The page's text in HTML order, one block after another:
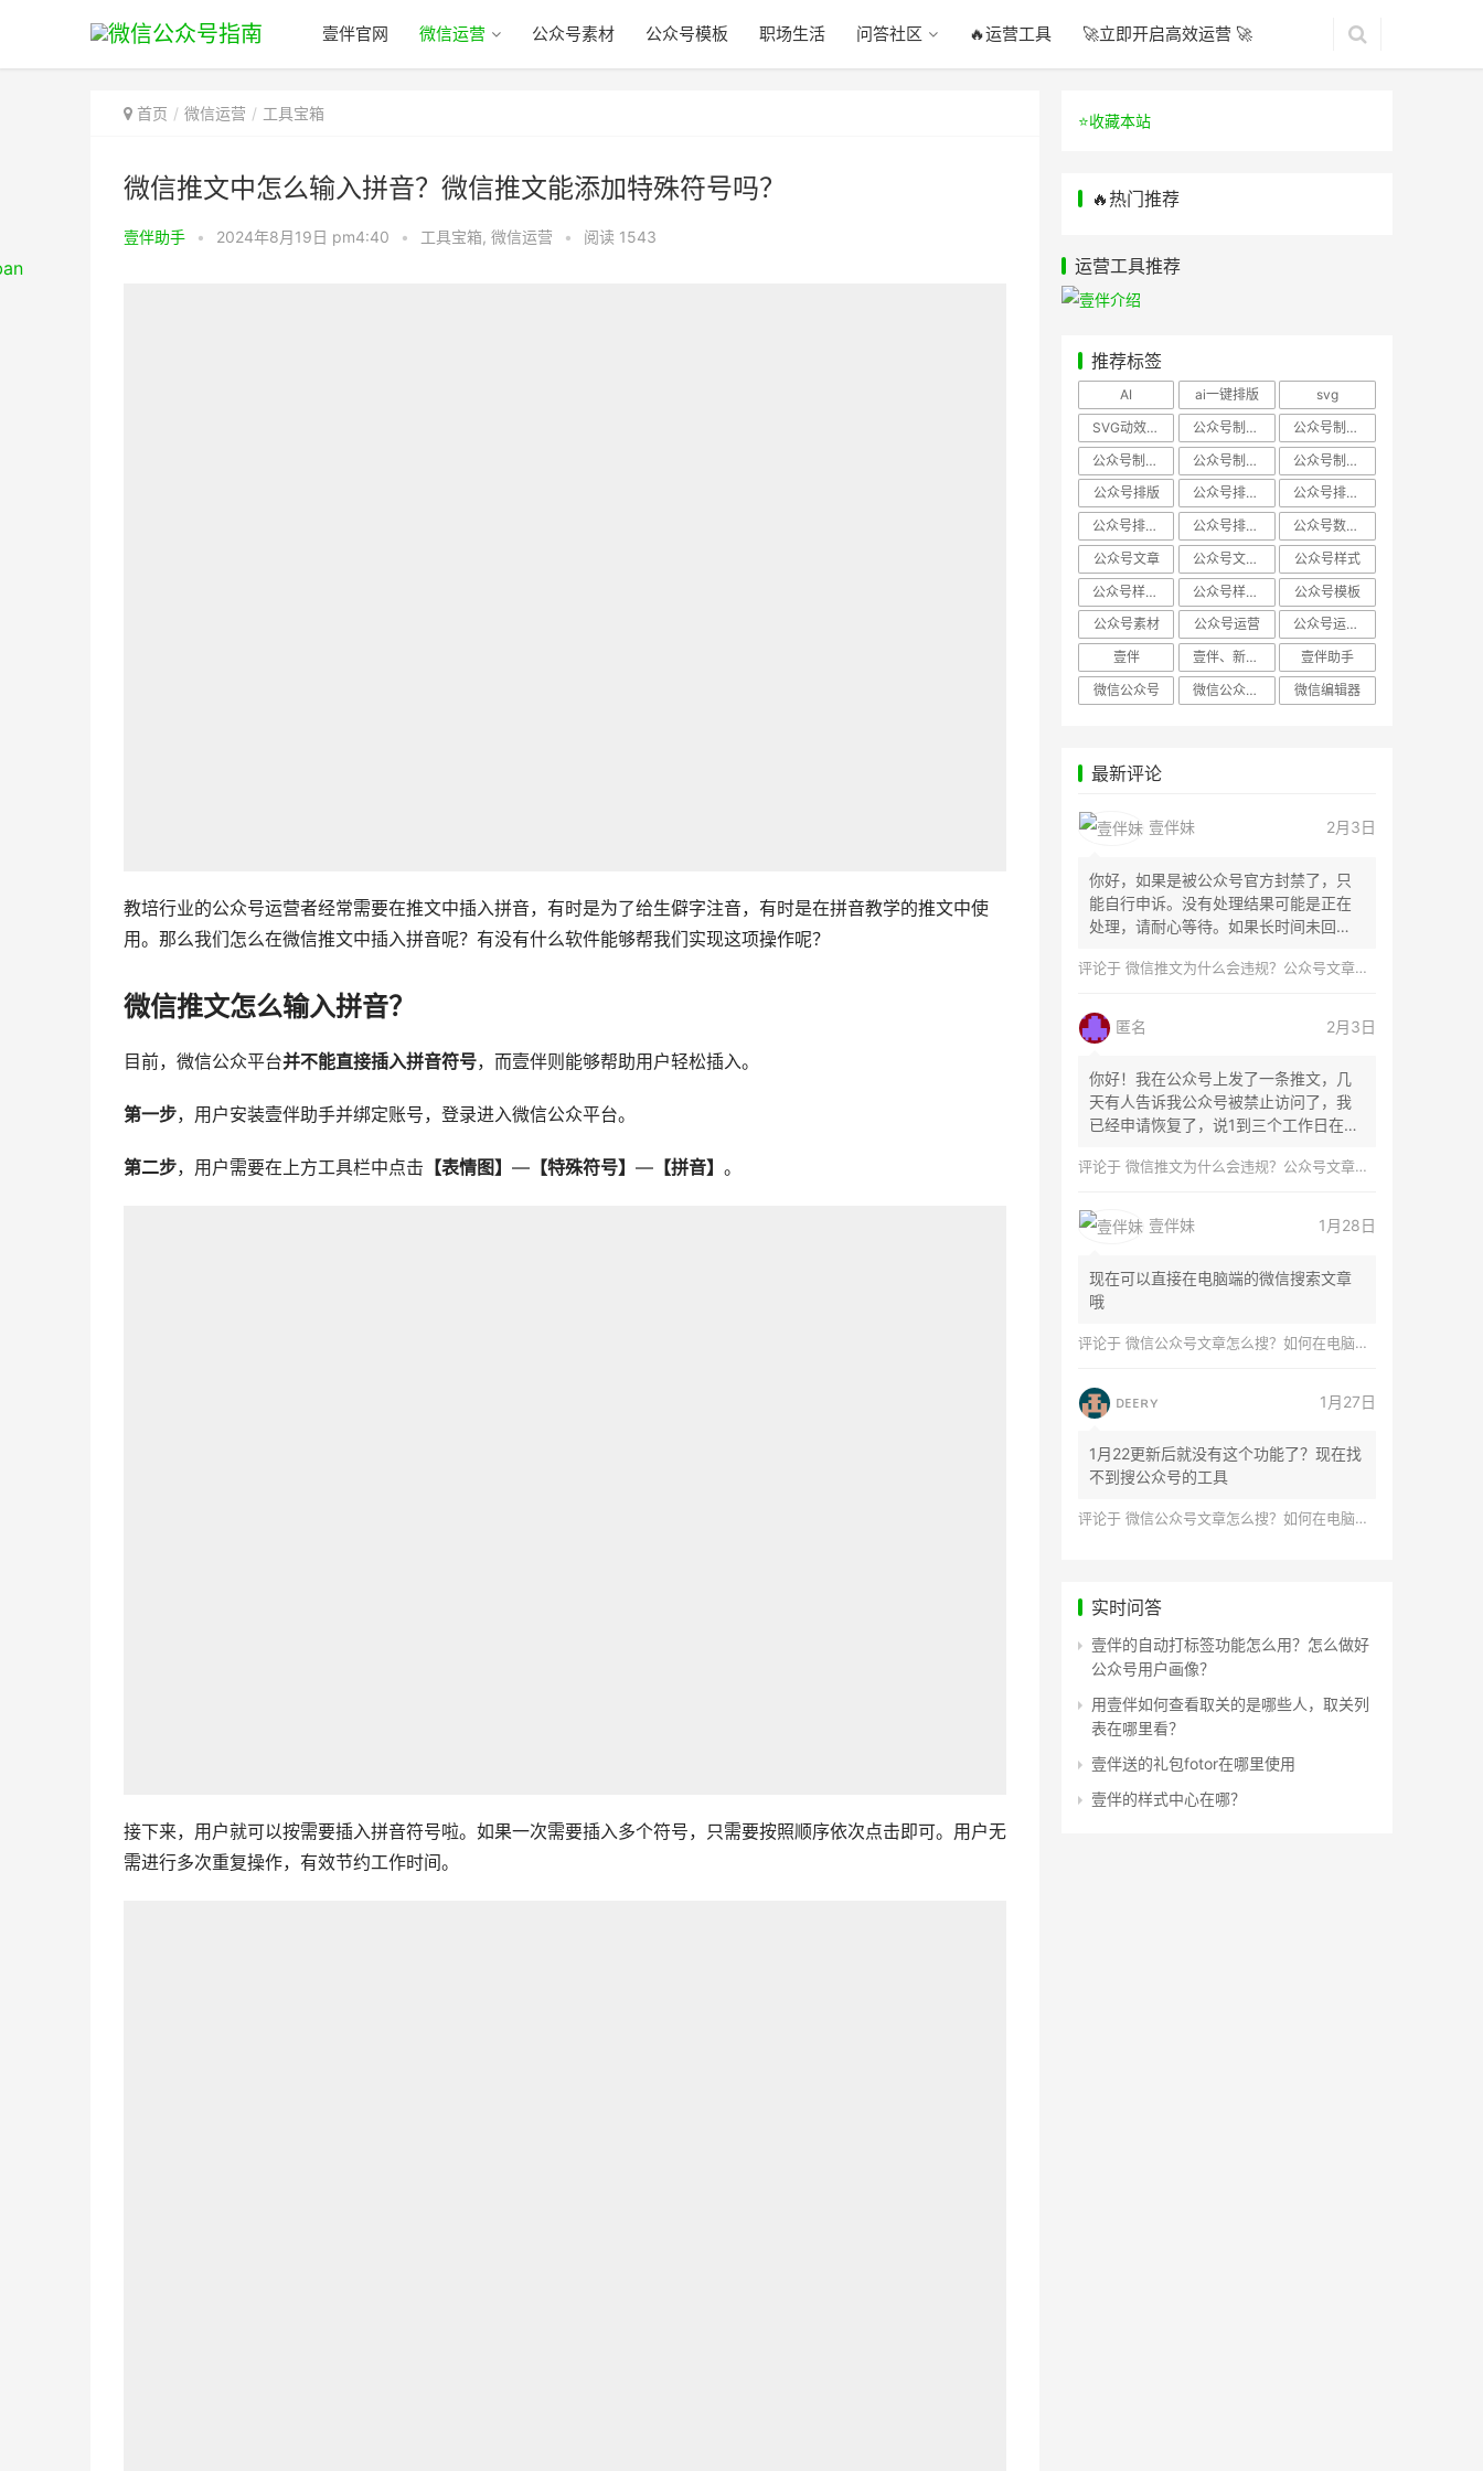
壹伴官网 微信运营 公众号素材 公众号模板 职场生活 问答社区 🔥运营工具 🚀立即开启高效运营 🚀
首页 微信运营 工具宝箱
微信推文中怎么输入拼音？微信推文能添加特殊符号吗？
壹伴助手 • 2024年8月19日 pm4:40 • 工具宝箱, 微信运营 • 阅读 1543
教培行业的公众号运营者经常需要在推文中插入拼音，有时是为了给生僻字注音，有时是在拼音教学的推文中使
用。那么我们怎么在微信推文中插入拼音呢？有没有什么软件能够帮我们实现这项操作呢？
微信推文怎么输入拼音？
目前，微信公众平台并不能直接插入拼音符号，而壹伴则能够帮助用户轻松插入。
第一步，用户安装壹伴助手并绑定账号，登录进入微信公众平台。
第二步，用户需要在上方工具栏中点击 【表情图】 — 【特殊符号】 — 【拼音】 。
接下来，用户就可以按需要插入拼音符号啦。如果一次需要插入多个符号，只需要按照顺序依次点击即可。用户无
需进行多次重复操作，有效节约工作时间。
⭐️收藏本站
🔥热门推荐
运营工具推荐
推荐标签
AI ai一键排版
svg
SVG动效样式
公众号制作、公众号排版
公众号制作、公众号模板
公众号制作、微信编辑器
公众号制作，公众号排版
公众号制作，公众号排版、微信编辑器
公众号排版
公众号排版，公众号模板
公众号排版，公众号素材
公众号排版，微信编辑器
公众号排版，排版样式
公众号数据分析
公众号文章
公众号文章、公众号运营
公众号样式
公众号样式，微信公众号排版
公众号样式，微信编辑器
公众号模板
公众号素材
公众号运营
公众号运营，公众号编辑器
壹伴
壹伴、新媒体运营
壹伴助手
微信公众号
微信公众号，样式模板、公众号样式 微信编辑器
最新评论
壹伴妹 2月3日
你好，如果是被公众号官方封禁了，只
能自行申诉。没有处理结果可能是正在
处理，请耐心等待。如果长时间未回
评论于 微信推文为什么会违规？公众号文章怎么检测是否违规？
匿名 2月3日
你好！我在公众号上发了一条推文，几
天有人告诉我公众号被禁止访问了，我
已经申请恢复了，说1到三个工作日在微
评论于 微信推文为什么会违规？公众号文章怎么检测是否违规？
壹伴妹 1月28日
现在可以直接在电脑端的微信搜索文章
哦
评论于 微信公众号文章怎么搜？如何在电脑上搜索公众号文章？
ᴅᴇᴇʀʏ 1月27日
1月22更新后就没有这个功能了？现在找
不到搜公众号的工具
评论于 微信公众号文章怎么搜？如何在电脑上搜索公众号文章？
实时问答
壹伴的自动打标签功能怎么用？怎么做好
公众号用户画像？
用壹伴如何查看取关的是哪些人，取关列
表在哪里看？
壹伴送的礼包fotor在哪里使用
壹伴的样式中心在哪？